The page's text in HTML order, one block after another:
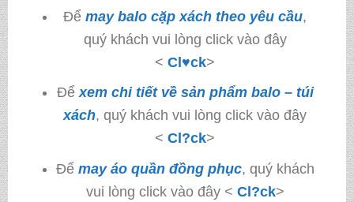
Đểmay balo cặp xách theo yêu cầu,
quý khách vui lòng click vào đây
<Cl♥ck>
Để xem chi tiết về sản phẩm balo – túi
xách, quý khách vui lòng click vào đây
<Cl?ck>
Để may áo quần đồng phục, quý khách
vui lòng click vào đây < Cl?ck>